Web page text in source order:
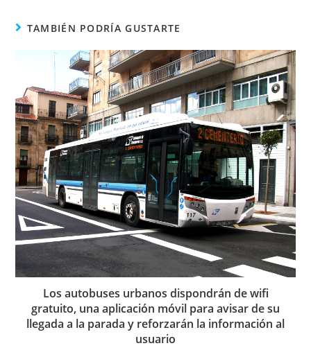
TAMBIÉN PODRÍA GUSTARTE
Los autobuses urbanos dispondrán de wifi
gratuito, una aplicación móvil para avisar de su
llegada a la parada y reforzarán la información al
usuario